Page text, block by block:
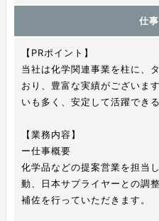
仕
【PRポイント】
当社は化学関連事業を柱に、
おり、豊富な実績がございま
いも多く、安定して活躍でき
【業務内容】
ー仕事概要
化学品などの提案営業を担当
動、日本サプライヤーとの調
補佐を行っていただきます。